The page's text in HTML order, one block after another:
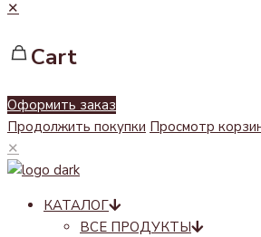
✕
Cart
Оформить заказ
Продолжить покупки Просмотр
✕
КАТАЛОГ
ВСЕ ПРОДУКТЫ